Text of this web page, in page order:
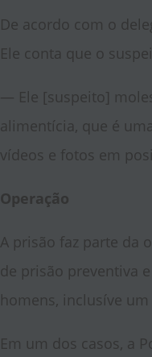
De acordo com o
Ele conta que o
— Ele [suspeito]
alimentícia, que é
vídeos e fotos em
Operação
A prisão faz parte da
de prisão preventiva
homens, inclusíve
Em um dos casos, a